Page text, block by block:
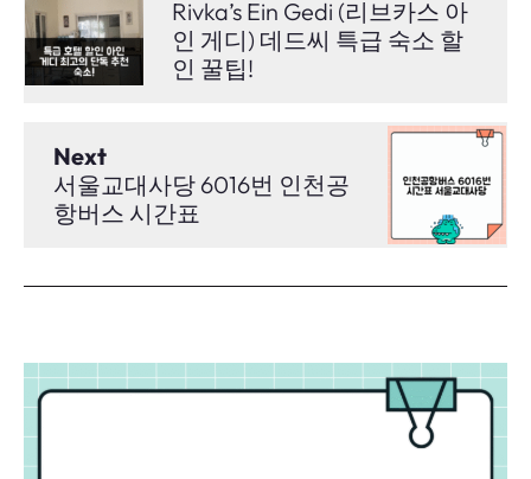
Rivka’s Ein Gedi (리브카스 아
인 게디) 데드씨 특급 숙소 할
인 꿀팁!
Next
서울교대사당 6016번 인천공
항버스 시간표